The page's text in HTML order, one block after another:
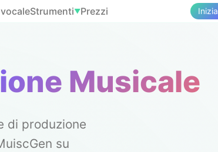
Strumenti▼Prezzi Inizia
Musicale
di produzione
su